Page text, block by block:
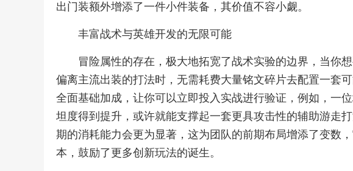
出门装额外增添了一件小件装备，其价值不容小觑。
丰富战术与英雄开发的无限可能
冒险属性的存在，极大地拓宽了战术实验的边界，当你
偏离主流出装的打法时，无需耗费大量铭文碎片去配置一套
全面基础加成，让你可以立即投入实战进行验证，例如，一
坦度得到提升，或许就能支撑起一套更具攻击性的辅助游走
期的消耗能力会更为显著，这为团队的前期布局增添了变数
本，鼓励了更多创新玩法的诞生。